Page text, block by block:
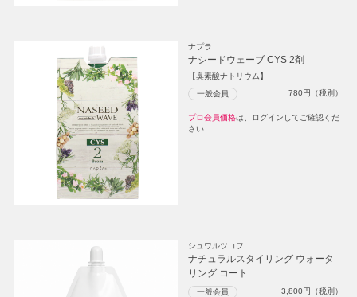
ナプラ
ナシードウェーブ CYS 2剤
【臭素酸ナトリウム】
一般会員 780円（税別）
プロ会員価格は、ログインしてご確認くだ
さい
シュワルツコフ
ナチュラルスタイリング ウォータ
リング コート
一般会員 3,800円（税別）